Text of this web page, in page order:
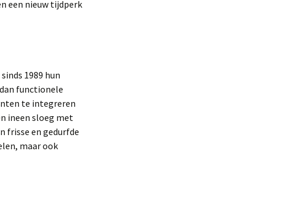
een nieuw tijdperk
1989 hun
functionele
te integreren
ineen sloeg met
frisse en gedurfde
maar ook